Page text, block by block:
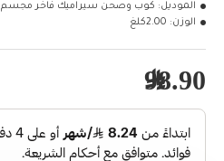
98.90﷼
الموديل: كوب وصحن سيراميك فاخر مجسم L0906
الوزن: 2.00كلغ